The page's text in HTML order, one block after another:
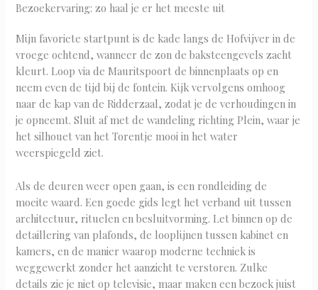
Bezoekervaring: zo haal je er het meeste uit
Mijn favoriete startpunt is de kade langs de Hofvijver in de
vroege ochtend, wanneer de zon de baksteengevels zacht
kleurt. Loop via de Mauritspoort de binnenplaats op en
neem even de tijd bij de fontein. Kijk vervolgens omhoog
naar de kap van de Ridderzaal, zodat je de verhoudingen in
je opneemt. Sluit af met de wandeling richting Plein, waar je
het silhouet van het Torentje mooi in het water
weerspiegeld ziet.
Als de deuren weer open gaan, is een rondleiding de
moeite waard. Een goede gids legt het verband uit tussen
architectuur, rituelen en besluitvorming. Let binnen op de
detaillering van plafonds, de looplijnen tussen kabinet en
kamers, en de manier waarop moderne techniek is
weggewerkt zonder het aanzicht te verstoren. Zulke
details zie je niet op televisie, maar maken een bezoek juist